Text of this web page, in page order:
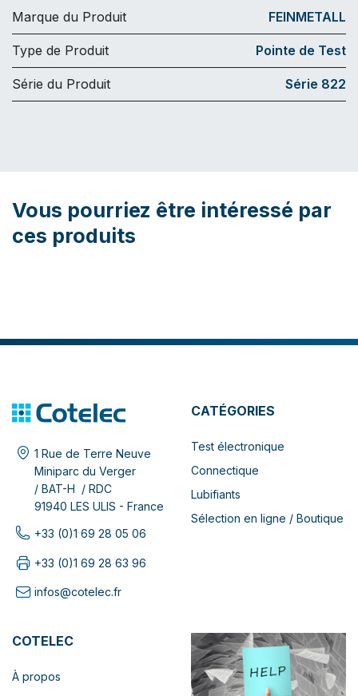
Marque du Produit FEINMETALL
Type de Produit Pointe de Test
Série du Produit Série 822
Vous pourriez être intéressé par
ces produits
1 Rue de Terre Neuve
Miniparc du Verger
/ BAT-H / RDC
91940 LES ULIS - France
+33 (0)1 69 28 05 06
+33 (0)1 69 28 63 96
infos@cotelec.fr
CATÉGORIES
Test électronique
Connectique
Lubifiants
Sélection en ligne / Boutique
COTELEC
À propos